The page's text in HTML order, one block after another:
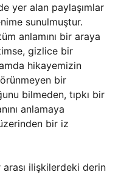
yer alan paylaşımlar
sunulmuştur.
anlamını bir araya
gizlice bir
hikayemizin
bir
bilmeden, tıpkı bir
anlamaya
bir iz
arası ilişkilerdeki derin